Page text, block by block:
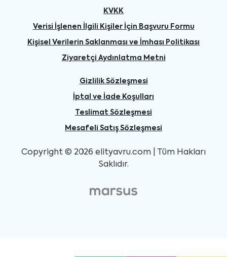
KVKK
Verisi İşlenen İlgili Kişiler İçin Başvuru Formu
Kişisel Verilerin Saklanması ve İmhası Politikası
Ziyaretçi Aydınlatma Metni
Gizlilik Sözleşmesi
İptal ve İade Koşulları
Teslimat Sözleşmesi
Mesafeli Satış Sözleşmesi
Copyright © 2026 elityavru.com | Tüm Hakları
Saklıdır.